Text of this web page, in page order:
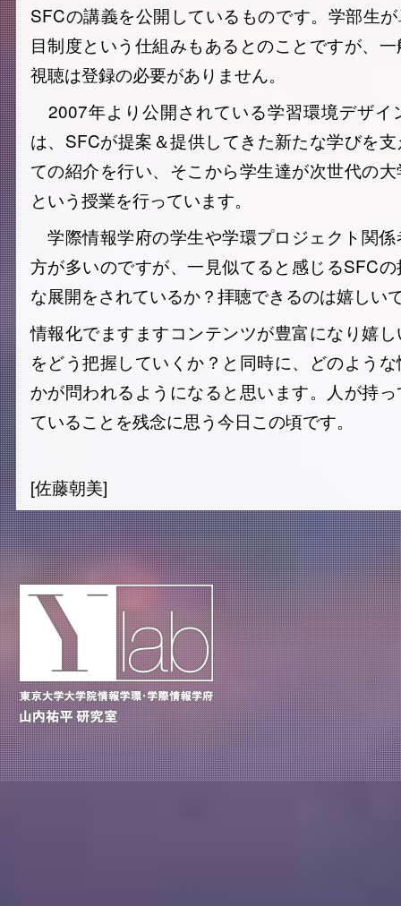
SFCの講義を公開しているものです。学部生
目制度という仕組みもあるとのことですが、
視聴は登録の必要がありません。
2007年より公開されている学習環境デザイ
は、SFCが提案＆提供してきた新たな学びを
ての紹介を行い、そこから学生達が次世代の
という授業を行っています。
学際情報学府の学生や学環プロジェクト関
方が多いのですが、一見似てると感じるSFC
な展開をされているか？拝聴できるのは嬉しい
情報化でますますコンテンツが豊富になり嬉
をどう把握していくか？と同時に、どのよう
かが問われるようになると思います。人が持
ていることを残念に思う今日この頃です。
[佐藤朝美]